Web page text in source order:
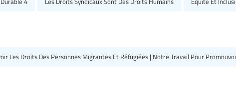
Les Droits Des Personnes Migrantes Et Réfugiées | Notre Travail Pour